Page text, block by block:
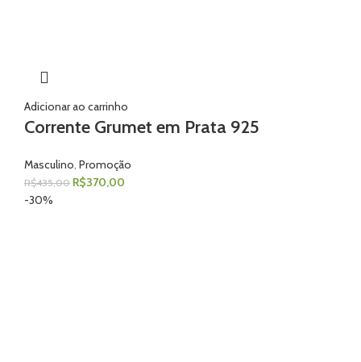
Adicionar ao carrinho
Corrente Grumet em Prata 925
Masculino Promoção
R$435,00 R$370,00
-30%